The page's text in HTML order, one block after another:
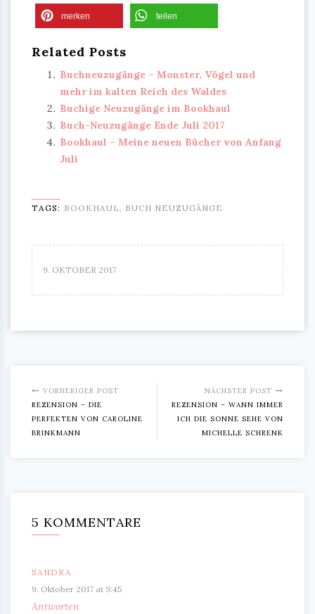
merken teilen
Related Posts
Buchneuzugänge – Monster, Vögel und
mehr im kalten Reich des Waldes
Buchige Neuzugänge im Bookhaul
Buch-Neuzugänge Ende Juli 2017
Bookhaul – Meine neuen Bücher von Anfang
Juli
TAGS: BOOKHAUL, BUCH NEUZUGÄNGE
9. OKTOBER 2017
VORHERIGER POST
REZENSION – DIE
PERFEKTEN VON CAROLINE
BRINKMANN
NÄCHSTER POST
REZENSION – WANN IMMER
ICH DIE SONNE SEHE VON
MICHELLE SCHRENK
5 KOMMENTARE
SANDRA
9. Oktober 2017 at 9:45
Antworten